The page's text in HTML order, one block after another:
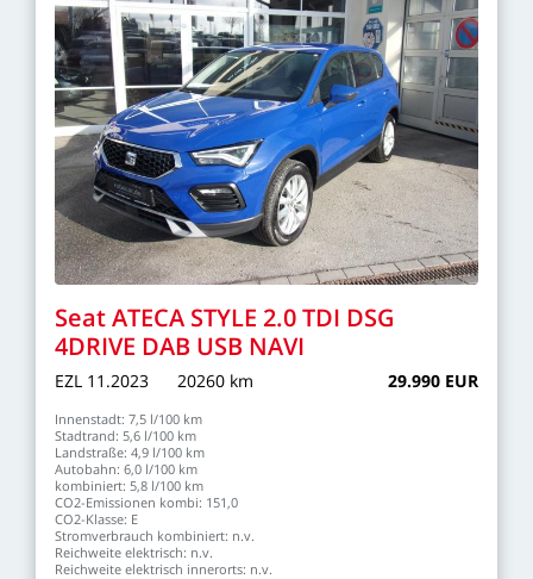
SeatATECA STYLE 2.0TDI DSG
4DRIVE DAB USB NAVI
EZL 11.2023 20260 km 29.990 EUR
Innenstadt: 7,5 l/100 km
Stadtrand: 5,6 l/100 km
Landstraße: 4,9 l/100 km
Autobahn: 6,0 l/100 km
kombiniert: 5,8 l/100 km
CO2-Emissionen kombi: 151,0
CO2-Klasse: E
Stromverbrauch kombiniert: n.v.
Reichweite elektrisch: n.v.
Reichweite elektrisch innerorts: n.v.